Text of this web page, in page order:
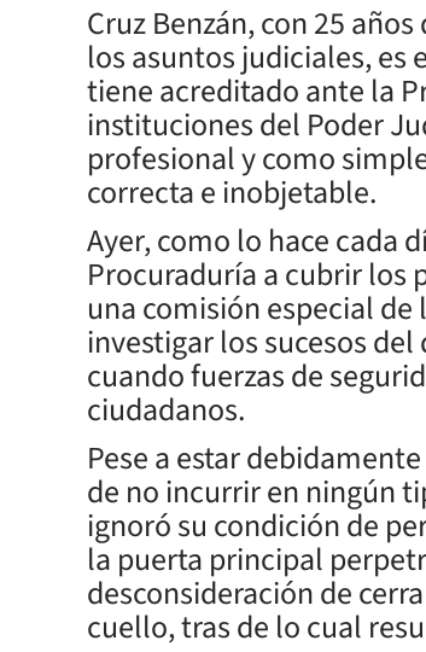
Cruz Benzán, con 25
los asuntos judiciales, es
tiene acreditado ante la
instituciones del Poder
profesional y como
correcta e inobjetable.
Ayer, como lo hace cada
Procuraduría a cubrir los
una comisión especial de
investigar los sucesos
cuando fuerzas de
ciudadanos.
Pese a estar
de no incurrir en ningún
ignoró su condición de
la puerta principal
desconsideración de
cuello, tras de lo cual